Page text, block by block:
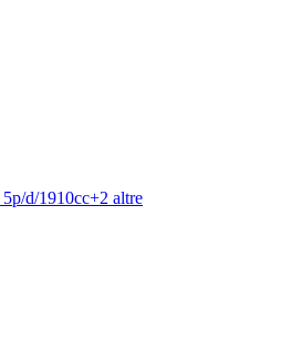
d/1910cc+2 altre